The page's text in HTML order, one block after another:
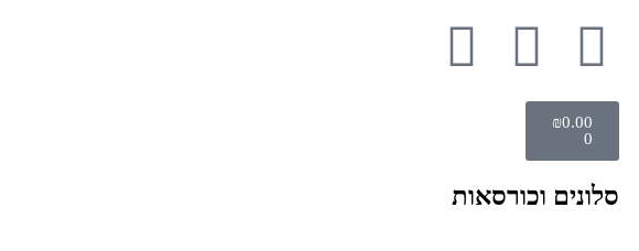
₪0.00
0
סלונים וכורסאות